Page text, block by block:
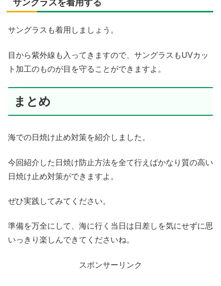
サングラスを着用する
サングラスも着用しましょう。
目から紫外線も入ってきますので、サングラスもUVカッ
ト加工のものが目を守ることができますよ。
まとめ
海での日焼け止め対策を紹介しました。
今回紹介した日焼け防止方法を全て行えばかなり質の高い
日焼け止め対策ができますよ。
ぜひ実践してみてください。
準備を万全にして、海に行く当日は日差しを気にせずに思
いっきり楽しんできてくださいね。
スポンサーリンク